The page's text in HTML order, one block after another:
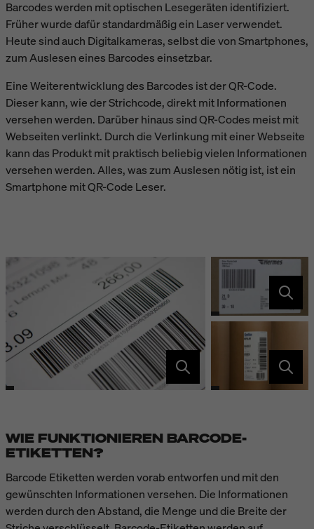
Barcodes werden mit optischen Lesegeräten identifiziert.
Früher wurde dafür standardmäßig ein Laser verwendet.
Heute sind auch Digitalkameras, selbst die von Smartphones,
zum Auslesen eines Barcodes einsetzbar.
Eine Weiterentwicklung des Barcodes ist der QR-Code.
Dieser kann, wie der Strichcode, direkt mit Informationen
versehen werden. Darüber hinaus sind QR-Codes meist mit
Webseiten verlinkt. Durch die Verlinkung mit einer Webseite
kann das Produkt mit praktisch beliebig vielen Informationen
versehen werden. Alles, was zum Auslesen nötig ist, ist ein
Smartphone mit QR-Code Leser.
WIE FUNKTIONIEREN BARCODE-
ETIKETTEN?
Barcode Etiketten werden vorab entworfen und mit den
gewünschten Informationen versehen. Die Informationen
werden durch den Abstand, die Menge und die Breite der